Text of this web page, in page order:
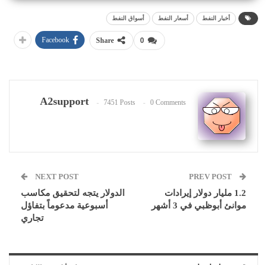
أخبار النفط أسعار النفط أسواق النفط
0
Share
Facebook
A2support 7451 Posts 0 Comments
1.2 مليار دولار إيرادات
موانئ أبوظبي في 3 أشهر
NEXT POST
الدولار يتجه لتحقيق مكاسب
أسبوعية مدعوماً بتفاؤل
تجاري